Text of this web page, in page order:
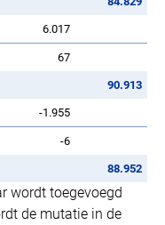
6.017
67
90.913
-1.955
-6
88.952
wordt toegevoegd
de mutatie in de